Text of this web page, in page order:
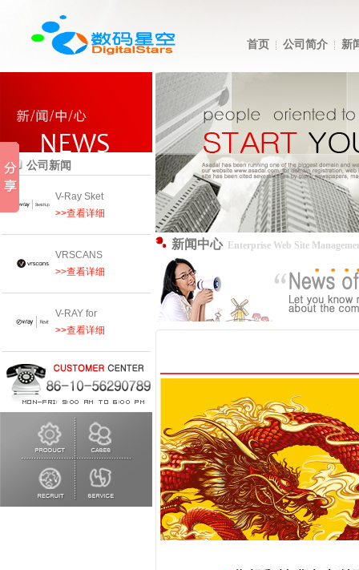
首页 公司简介 新
公司新闻
V-Ray Sket
>>查看详细
VRSCANS
>>查看详细
V-RAY for
>>查看详细
新闻中心 Enterprise Web Site